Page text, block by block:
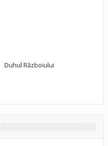
Duhul Războiului